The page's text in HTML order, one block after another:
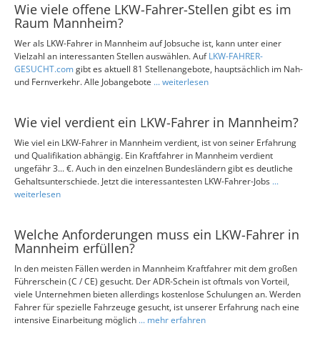
Wie viele offene LKW-Fahrer-Stellen gibt es im
Raum Mannheim?
Wer als LKW-Fahrer in Mannheim auf Jobsuche ist, kann unter einer
Vielzahl an interessanten Stellen auswählen. AufLKW-FAHRER-
GESUCHT.comgibt es aktuell 81 Stellenangebote, hauptsächlich im Nah-
und Fernverkehr. Alle Jobangebote ... weiterlesen
Wie viel verdient ein LKW-Fahrer in Mannheim?
Wie viel ein LKW-Fahrer in Mannheim verdient, ist von seiner Erfahrung
und Qualifikation abhängig. Ein Kraftfahrer in Mannheim verdient
ungefähr 3... €. Auch in den einzelnen Bundesländern gibt es deutliche
Gehaltsunterschiede. Jetzt die interessantesten LKW-Fahrer-Jobs ...
weiterlesen
Welche Anforderungen muss ein LKW-Fahrer in
Mannheim erfüllen?
In den meisten Fällen werden in Mannheim Kraftfahrer mit dem großen
Führerschein (C / CE) gesucht. Der ADR-Schein ist oftmals von Vorteil,
viele Unternehmen bieten allerdings kostenlose Schulungen an. Werden
Fahrer für spezielle Fahrzeuge gesucht, ist unserer Erfahrung nach eine
intensive Einarbeitung möglich ... mehr erfahren